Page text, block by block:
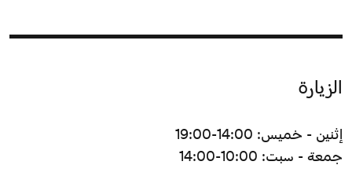
الزيارة
إثنين - خميس: 14:00-19:00
جمعة - سبت: 10:00-14:00